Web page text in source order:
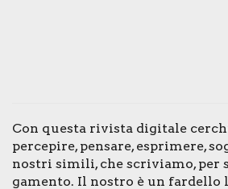
Con que­sta rivi­sta digi­ta­le
per­ce­pi­re, pen­sa­re, espri­me­re,
nostri simi­li, che scri­via­mo,
ga­men­to. Il nostro è un far­del­lo